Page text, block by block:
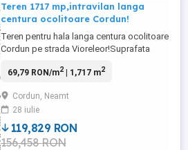
Teren 1717 mp,intravilan langa
centura ocolitoare Cordun!
Teren pentru hala langa centura ocolitoare
Cordun pe strada Vioreleor!Suprafata
58 m.Dupa cum se poate vedea in proiect
x 10m).In spatele terenului se poate
concesiona de la primarie (circa 10 m)
cale de acces pana la centura ...
69,79 RON/m2| 1,717 m2
Cordun, Neamt
28 iulie
119,829 RON
156,458 RON